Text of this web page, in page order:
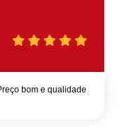
bom e qualidade